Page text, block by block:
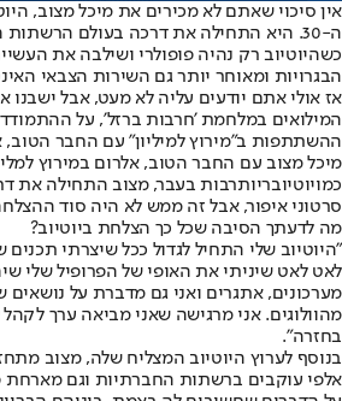
אין סיכוי שאתם לא מכירים את מיכל מצוב,
כשהיוטיוב רק נהיה פופולרי ושילבה את
הבגרויות ומאוחר יותר גם השירות הצבאי
אז אולי אתם יודעים עליה לא מעט, אבל
המילואים במלחמת 'חרבות ברזל', על
ההשתתפות ב"מירוץ למיליון" עם החבר הטוב,
מיכל מצוב עם החבר הטוב, אלרום במירוץ
כמויוטיובריותרבות בעבר, מצוב התחילה את
סרטוני איפור, אבל זה ממש לא היה סוד
מה לדעתך הסיבה שכל כך הצלחת ביוטיוב?
"היוטיוב שלי התחיל לגדול ככל שיצרתי
לאט לאט שיניתי את האופי של הפרופיל שלי
מערכונים, אתגרים ואני גם מדברת על
מהוולוגים. אני מרגישה שאני מביאה ערך
בחזרה".
בנוסף לערוץ היוטיוב המצליח שלה, מצוב
אלפי עוקבים ברשתות החברתיות וגם